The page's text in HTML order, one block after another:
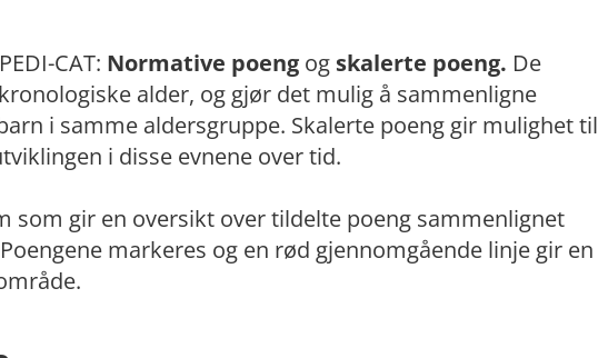
CAT: Normative poeng og skalerte poeng. De
alder, og gjør det mulig å sammenligne
i samme aldersgruppe. Skalerte poeng gir mulighet til
i disse evnene over tid.
som gir en oversikt over tildelte poeng sammenlignet
markeres og en rød gjennomgående linje gir en